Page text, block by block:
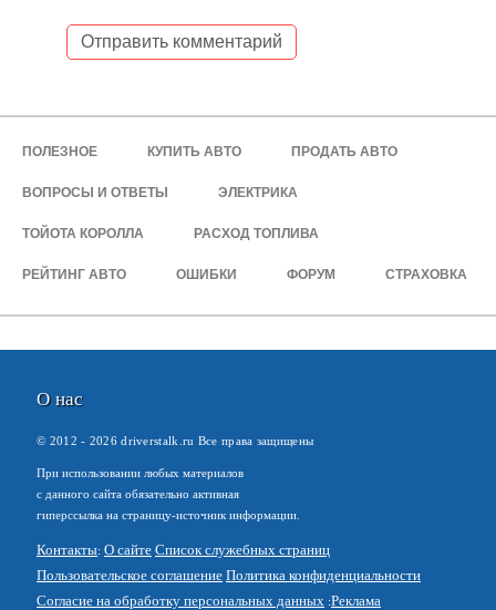
ПОЛЕЗНОЕ КУПИТЬ АВТО ПРОДАТЬ АВТО
ВОПРОСЫ И ОТВЕТЫ ЭЛЕКТРИКА
ТОЙОТА КОРОЛЛА РАСХОД ТОПЛИВА
РЕЙТИНГ АВТО ОШИБКИ ФОРУМ СТРАХОВКА
О нас
© 2012 - 2026driverstalk.ru Все права защищены
При использовании любых материалов
с данного сайта обязательно активная
гиперссылка на страницу-источник информации.
Контакты О сайте Список служебных страниц
Пользовательское соглашение Политика конфиденциальности
Согласие на обработку персональных данных Реклама